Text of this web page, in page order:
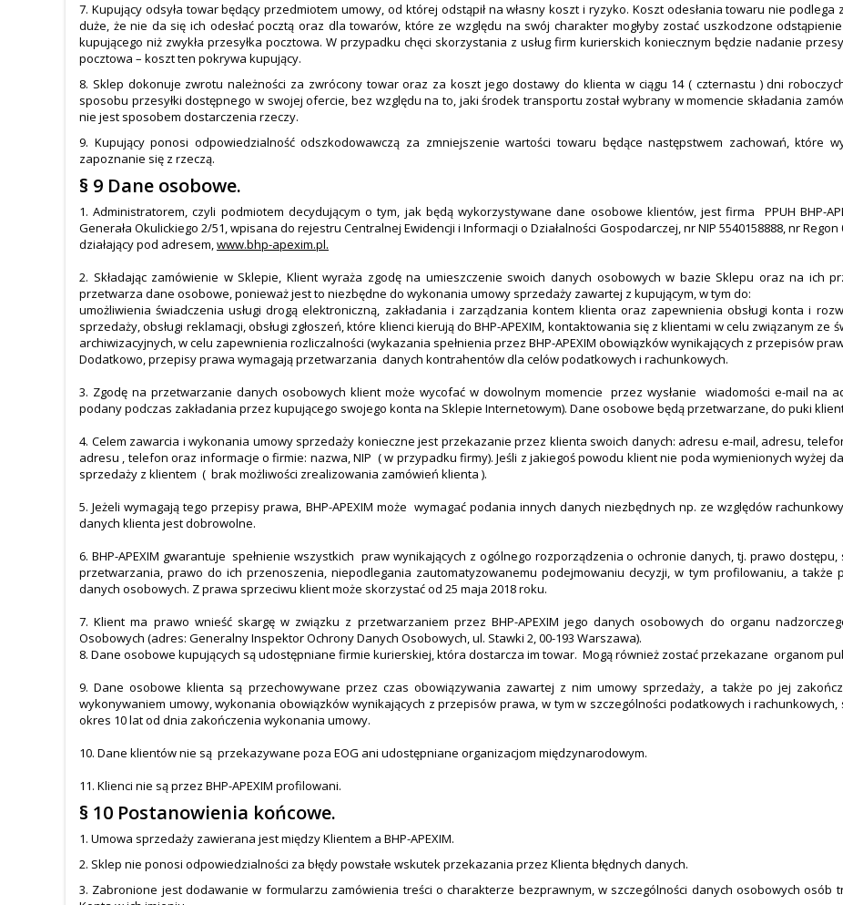
7. Kupujący odsyła towar będący przedmiotem umowy, od której odstąpił na własny koszt i ryzyko. Koszt odesłania towaru nie
duże, że nie da się ich odesłać pocztą oraz dla towarów, które ze względu na swój charakter mogłyby zostać uszkodzone
kupującego niż zwykła przesyłka pocztowa. W przypadku chęci skorzystania z usług firm kurierskich koniecznym będzie nadanie
pocztowa – koszt ten pokrywa kupujący.
8. Sklep dokonuje zwrotu należności za zwrócony towar oraz za koszt jego dostawy do klienta w ciągu 14 ( czternastu ) dni
sposobu przesyłki dostępnego w swojej ofercie, bez względu na to, jaki środek transportu został wybrany w momencie składania
nie jest sposobem dostarczenia rzeczy.
9. Kupujący ponosi odpowiedzialność odszkodowawczą za zmniejszenie wartości towaru będące następstwem zachowań, które
zapoznanie się z rzeczą.
§ 9 Dane osobowe.
1. Administratorem, czyli podmiotem decydującym o tym, jak będą wykorzystywane dane osobowe klientów, jest firma PPUH BHP-
Generała Okulickiego 2/51, wpisana do rejestru Centralnej Ewidencji i Informacji o Działalności Gospodarczej, nr NIP 5540158888, nr
działający pod adresem,www.bhp-apexim.pl.
2. Składając zamówienie w Sklepie, Klient wyraża zgodę na umieszczenie swoich danych osobowych w bazie Sklepu oraz na ich
przetwarza dane osobowe, ponieważ jest to niezbędne do wykonania umowy sprzedaży zawartej z kupującym, w tym do:
umożliwienia świadczenia usługi drogą elektroniczną, zakładania i zarządzania kontem klienta oraz zapewnienia obsługi konta i
sprzedaży, obsługi reklamacji, obsługi zgłoszeń, które klienci kierują do BHP-APEXIM, kontaktowania się z klientami w celu związanym
archiwizacyjnych, w celu zapewnienia rozliczalności (wykazania spełnienia przez BHP-APEXIM obowiązków wynikających z przepisów
Dodatkowo, przepisy prawa wymagają przetwarzania danych kontrahentów dla celów podatkowych i rachunkowych.
3. Zgodę na przetwarzanie danych osobowych klient może wycofać w dowolnym momencie przez wysłanie wiadomości e-mail na
podany podczas zakładania przez kupującego swojego konta na Sklepie Internetowym). Dane osobowe będą przetwarzane, do puki
4. Celem zawarcia i wykonania umowy sprzedaży konieczne jest przekazanie przez klienta swoich danych: adresu e-mail, adresu,
adresu , telefon oraz informacje o firmie: nazwa, NIP ( w przypadku firmy). Jeśli z jakiegoś powodu klient nie poda wymienionych wyżej
sprzedaży z klientem ( brak możliwości zrealizowania zamówień klienta ).
5. Jeżeli wymagają tego przepisy prawa, BHP-APEXIM może wymagać podania innych danych niezbędnych np. ze względów
danych klienta jest dobrowolne.
6. BHP-APEXIM gwarantuje spełnienie wszystkich praw wynikających z ogólnego rozporządzenia o ochronie danych, tj. prawo
przetwarzania, prawo do ich przenoszenia, niepodlegania zautomatyzowanemu podejmowaniu decyzji, w tym profilowaniu, a
danych osobowych. Z prawa sprzeciwu klient może skorzystać od 25 maja 2018 roku.
7. Klient ma prawo wnieść skargę w związku z przetwarzaniem przez BHP-APEXIM jego danych osobowych do organu
Osobowych (adres: Generalny Inspektor Ochrony Danych Osobowych, ul. Stawki 2, 00-193 Warszawa).
8. Dane osobowe kupujących są udostępniane firmie kurierskiej, która dostarcza im towar. Mogą również zostać przekazane organom
9. Dane osobowe klienta są przechowywane przez czas obowiązywania zawartej z nim umowy sprzedaży, a także po jej
wykonywaniem umowy, wykonania obowiązków wynikających z przepisów prawa, w tym w szczególności podatkowych i
okres 10 lat od dnia zakończenia wykonania umowy.
10. Dane klientów nie są przekazywane poza EOG ani udostępniane organizacjom międzynarodowym.
11. Klienci nie są przez BHP-APEXIM profilowani.
§ 10 Postanowienia końcowe.
1. Umowa sprzedaży zawierana jest między Klientem a BHP-APEXIM.
2. Sklep nie ponosi odpowiedzialności za błędy powstałe wskutek przekazania przez Klienta błędnych danych.
3. Zabronione jest dodawanie w formularzu zamówienia treści o charakterze bezprawnym, w szczególności danych osobowych osób